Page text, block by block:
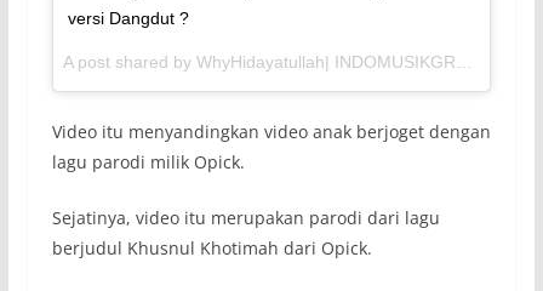
versi Dangdut ?
A post shared by WhyHidayatullah| INDOMUSIKGRAM (@wahyuhidayatt_) on
Video itu menyandingkan video anak berjoget dengan
lagu parodi milik Opick.
Sejatinya, video itu merupakan parodi dari lagu
berjudul Khusnul Khotimah dari Opick.